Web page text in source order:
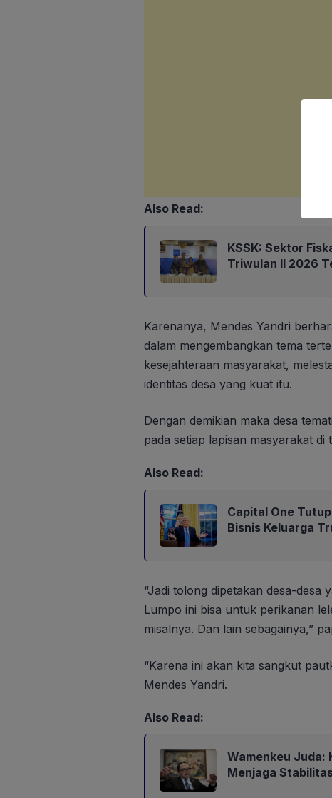
Also Read:
KSSK: Sektor
Triwulan II 2026
Karenanya, Mendes Yandri
dalam mengembangkan tema
kesejahteraan masyarakat,
identitas desa yang kuat itu.
Dengan demikian maka desa
pada setiap lapisan masyarakat
Also Read:
Capital One
Bisnis Keluarga
“Jadi tolong dipetakan desa-desa
Lumpo ini bisa untuk perikanan
misalnya. Dan lain sebagainya,”
“Karena ini akan kita sangkut
Mendes Yandri.
Also Read:
Wamenkeu Juda:
Menjaga